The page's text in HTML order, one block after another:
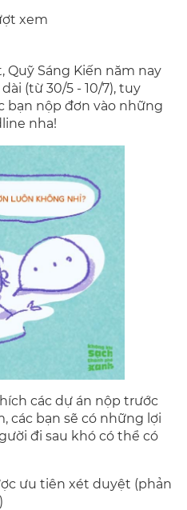
xem
Quỹ Sáng Kiến năm nay
(từ 30/5 - 10/7), tuy
bạn nộp đơn vào những
nha!
các dự án nộp trước
các bạn sẽ có những lợi
đi sau khó có thể có
ưu tiên xét duyệt (phản